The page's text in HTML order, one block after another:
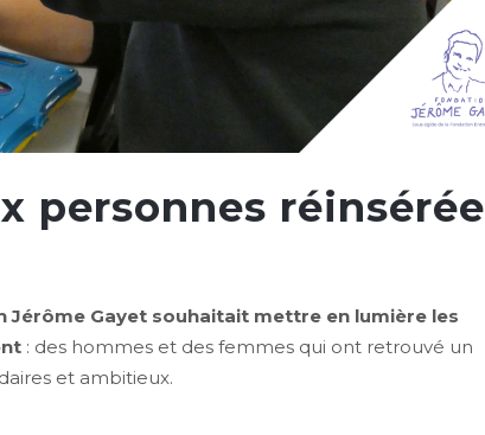
personnes
Gayet souhaitait mettre en lumière les
: des hommes et des femmes qui ont retrouvé un
et ambitieux.